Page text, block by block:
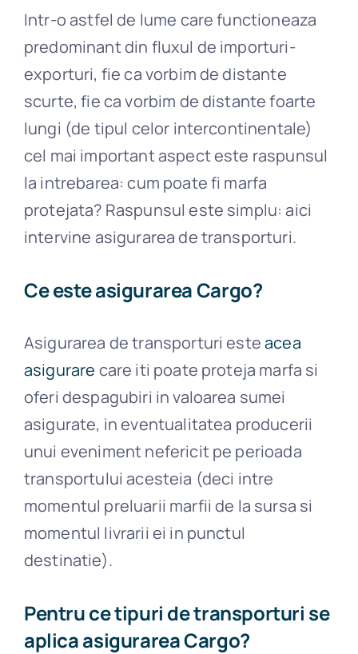
Intr-o astfel de lume care functioneaza
predominant din fluxul de importuri-
exporturi, fie ca vorbim de distante
scurte, fie ca vorbim de distante foarte
lungi (de tipul celor intercontinentale)
cel mai important aspect este raspunsul
la intrebarea: cum poate fi marfa
protejata? Raspunsul este simplu: aici
intervine asigurarea de transporturi.
Ce este asigurarea Cargo?
Asigurarea de transporturi esteacea
asigurare care iti poate proteja marfa si
oferi despagubiri in valoarea sumei
asigurate, in eventualitatea producerii
unui eveniment nefericit pe perioada
transportului acesteia (deci intre
momentul preluarii marfii de la sursa si
momentul livrarii ei in punctul
destinatie).
Pentru ce tipuri de transporturi se
aplica asigurarea Cargo?